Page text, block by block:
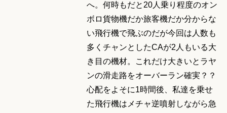
へ。何時もだと20人乗り程度のオン
ボロ貨物機だか旅客機だか分からな
い飛行機で飛ぶのだが今回は人数も
多くチャンとしたCAが2人もいる大
き目の機材。これだけ大きいとラヤ
ンの滑走路をオーバーラン確実？？
心配をよそに1時間後、私達を乗せ
た飛行機はメチャ逆噴射しながら急